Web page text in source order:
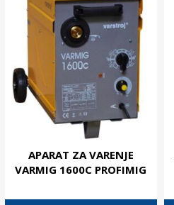
APARAT ZA VARENJE
VARMIG 1600C PROFIMIG